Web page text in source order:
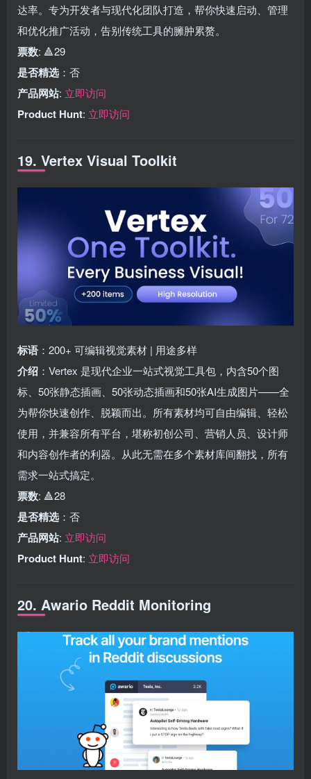
达率。专为开发者与现代化团队打造，帮你快速启动、管理
和优化推广活动，告别传统工具的臃肿累赘。
票数: 🔺29
是否精选 ：否
产品网站: 立即访问
Product Hunt: 立即访问
19. Vertex Visual Toolkit
标语 ：200+ 可编辑视觉素材 | 用途多样
介绍 ：Vertex 是现代企业一站式视觉工具包，内含50个图
标、50张静态插画、50张动态插画和50张AI生成图片——全
为帮你快速创作、脱颖而出。所有素材均可自由编辑、轻松
使用，并兼容所有平台，堪称初创公司、营销人员、设计师
和内容创作者的利器。从此无需在多个素材库间翻找，所有
需求一站式搞定。
票数: 🔺28
是否精选 ：否
产品网站: 立即访问
Product Hunt: 立即访问
20. Awario Reddit Monitoring